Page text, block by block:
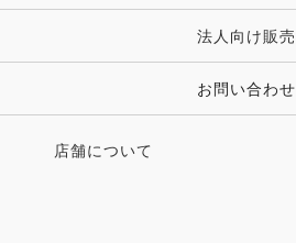
その他 ファッション雑貨法人向け販売
お問い合わせ
店舗について